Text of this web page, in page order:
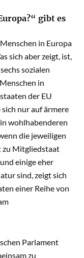
gibt es
in Europa
sich aber zeigt, ist,
sozialen
in
der EU
nur auf ärmere
wohlhabenderen
die jeweiligen
zu Mitgliedstaat
einige eher
sind, zeigt sich
einer Reihe von
Parlament
zu